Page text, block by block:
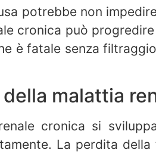
potrebbe non
cronica può
è fatale senza
malattia
cronica si
La perdita della